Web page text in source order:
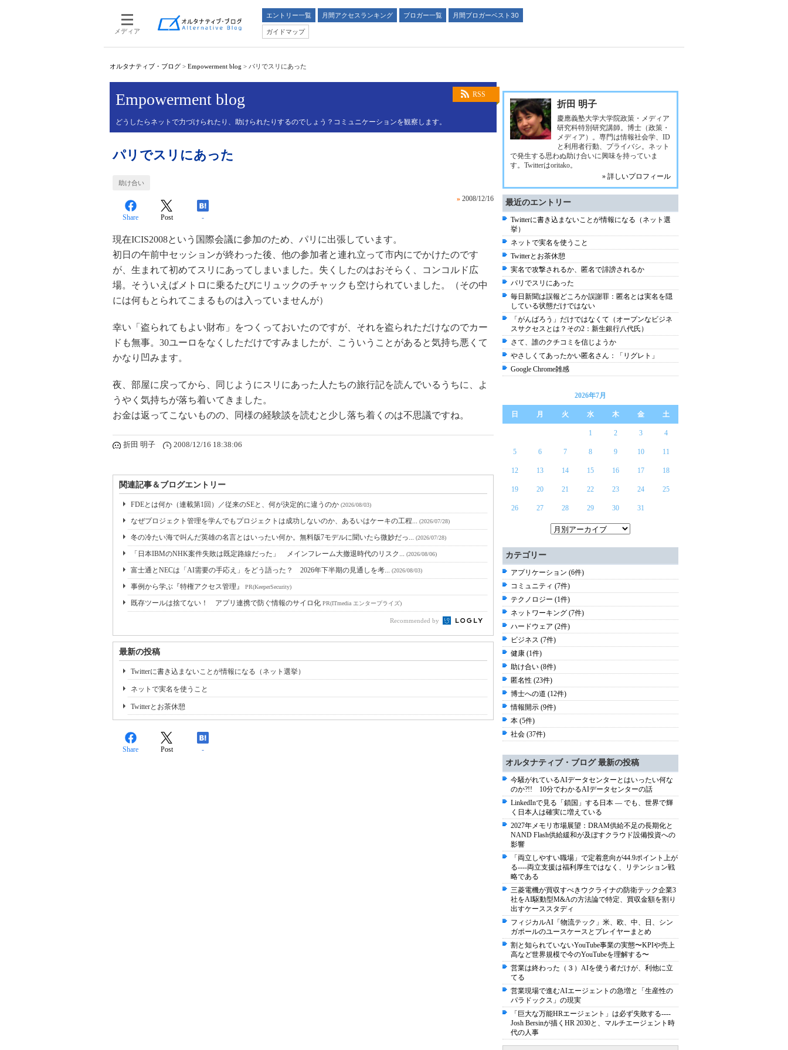
メディア
エントリー一覧 月間アクセスランキング ブロガー一覧
月間ブロガーベスト30
ガイドマップ
オルタナティブ・ブログ > Empowerment blog > パリでスリにあった
RSS
Empowerment blog
どうしたらネットで力づけられたり、助けられたりするのでしょう？コミュニケーションを観察します。
パリでスリにあった
助け合い
» 2008/12/16
Share Post -
現在ICIS2008という国際会議に参加のため、パリに出張しています。
初日の午前中セッションが終わった後、他の参加者と連れ立って市内にでかけたのです
が、生まれて初めてスリにあってしまいました。失くしたのはおそらく、コンコルド広
場。そういえばメトロに乗るたびにリュックのチャックも空けられていました。（その中
には何もとられてこまるものは入っていませんが）
幸い「盗られてもよい財布」をつくっておいたのですが、それを盗られただけなのでカー
ドも無事。30ユーロをなくしただけですみましたが、こういうことがあると気持ち悪くて
かなり凹みます。
夜、部屋に戻ってから、同じようにスリにあった人たちの旅行記を読んでいるうちに、よ
うやく気持ちが落ち着いてきました。
お金は返ってこないものの、同様の経験談を読むと少し落ち着くのは不思議ですね。
折田 明子 2008/12/16 18:38:06
関連記事＆ブログエントリー
FDEとは何か（連載第1回）／従来のSEと、何が決定的に違うのか (2026/08/03)
なぜプロジェクト管理を学んでもプロジェクトは成功しないのか、あるいはケーキの工程... (2026/07/28)
冬の冷たい海で叫んだ英雄の名言とはいったい何か。無料版7モデルに聞いたら微妙だっ... (2026/07/28)
「日本IBMのNHK案件失敗は既定路線だった」 メインフレーム大撤退時代のリスク... (2026/08/06)
富士通とNECは「AI需要の手応え」をどう語った？ 2026年下半期の見通しを考... (2026/08/03)
事例から学ぶ『特権アクセス管理』 PR(KeeperSecurity)
既存ツールは捨てない！ アプリ連携で防ぐ情報のサイロ化 PR(ITmedia エンタープライズ)
Recommended by
最新の投稿
Twitterに書き込まないことが情報になる（ネット選挙）
ネットで実名を使うこと
Twitterとお茶休憩
Share Post -
折田 明子
慶應義塾大学大学院政策・メディア
研究科特別研究講師。博士（政策・
メディア）。専門は情報社会学、ID
と利用者行動、プライバシ。ネット
で発生する思わぬ助け合いに興味を持っていま
す。Twitterはoritako。
» 詳しいプロフィール
最近のエントリー
Twitterに書き込まないことが情報になる（ネット選
挙）
ネットで実名を使うこと
Twitterとお茶休憩
実名で攻撃されるか、匿名で誹謗されるか
パリでスリにあった
毎日新聞は誤報どころか誤謝罪：匿名とは実名を隠
している状態だけではない
「がんばろう」だけではなくて（オープンなビジネ
スサクセスとは？その2：新生銀行八代氏）
さて、誰のクチコミを信じようか
やさしくてあったかい匿名さん：「リグレト」
Google Chrome雑感
2026年7月
日 月 火 水 木 金 土
1 2 3 4
5 6 7 8 9 10 11
12 13 14 15 16 17 18
19 20 21 22 23 24 25
26 27 28 29 30 31
カテゴリー
アプリケーション (6件)
コミュニティ (7件)
テクノロジー (1件)
ネットワーキング (7件)
ハードウェア (2件)
ビジネス (7件)
健康 (1件)
助け合い (8件)
匿名性 (23件)
博士への道 (12件)
情報開示 (9件)
本 (5件)
社会 (37件)
オルタナティブ・ブログ 最新の投稿
今騒がれているAIデータセンターとはいったい何な
のか?!! 10分でわかるAIデータセンターの話
LinkedInで見る「鎖国」する日本 ― でも、世界で輝
く日本人は確実に増えている
2027年メモリ市場展望：DRAM供給不足の長期化と
NAND Flash供給緩和が及ぼすクラウド設備投資への
影響
「両立しやすい職場」で定着意向が44.9ポイント上が
る----両立支援は福利厚生ではなく、リテンション戦
略である
三菱電機が買収すべきウクライナの防衛テック企業3
社をAI駆動型M&Aの方法論で特定、買収金額を割り
出すケーススタディ
フィジカルAI「物流テック」米、欧、中、日、シン
ガポールのユースケースとプレイヤーまとめ
割と知られていないYouTube事業の実態〜KPIや売上
高など世界規模で今のYouTubeを理解する〜
営業は終わった（３）AIを使う者だけが、利他に立
てる
営業現場で進むAIエージェントの急増と「生産性の
パラドックス」の現実
「巨大な万能HRエージェント」は必ず失敗する----
Josh Bersinが描くHR 2030と、マルチエージェント時
代の人事